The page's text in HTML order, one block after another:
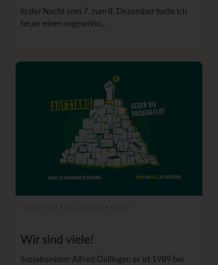
In der Nacht vom 7. zum 8. Dezember hatte ich
heuer einen ungewöhn…
Wir sind viele!
Sozialminister Alfred Dallinger, er ist 1989 bei